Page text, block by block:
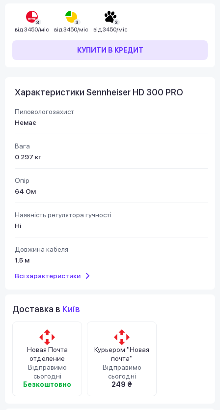
3
від 3450/міс
3
від 3450/міс
3
від 3450/міс
КУПИТИ В КРЕДИТ
Характеристики Sennheiser HD 300 PRO
Пиловологозахист
Немає
Вага
0.297 кг
Опір
64 Ом
Наявність регулятора гучності
Ні
Довжина кабеля
1.5 м
Всі характеристики
Доставка в Київ
Новая Почта
отделение
Відправимо
сьогодні
Безкоштовно
Курьером "Новая
почта"
Відправимо
сьогодні
249 ₴